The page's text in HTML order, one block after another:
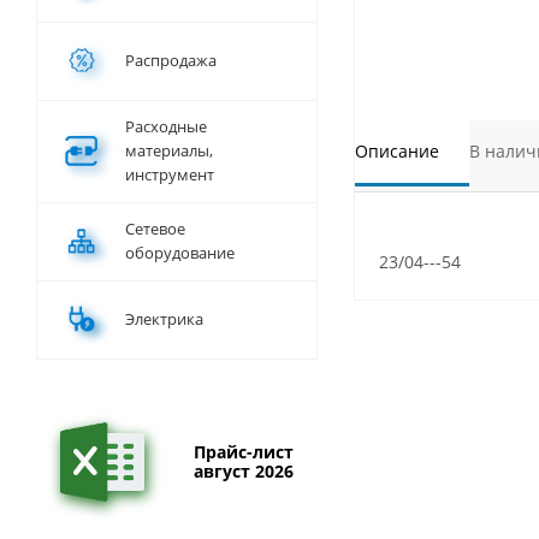
Описание В
23/04---54
Распродажа
Расходные
материалы,
инструмент
Сетевое
оборудование
Электрика
Прайс-лист
август 2026